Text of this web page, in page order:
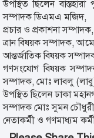
উপস্থিত ছিলেন
সম্পাদক ডিএমএ মজিদ,
প্রচার ও প্রকাশনা
ত্রান বিষয়ক সম্পাদক,
আন্তর্জাতিক বিষয়ক
গণসংযোগ বিষয়ক
সম্পাদক, মোঃ লাবলু
উপস্থিত ছিলেন ঢাকা
সম্পাদক মোঃ সুমন
নেতাকর্মী ও গণমাধ্যম